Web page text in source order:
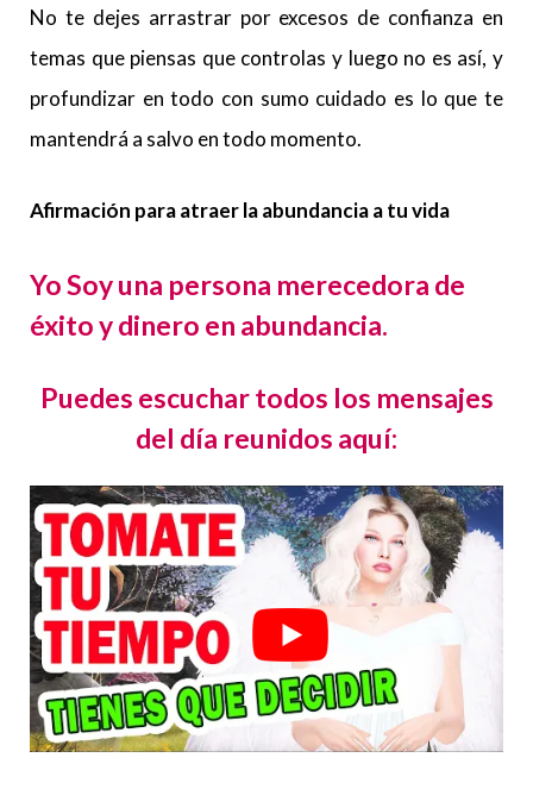
No te dejes arrastrar por excesos de confianza en
temas que piensas que controlas y luego no es así, y
profundizar en todo con sumo cuidado es lo que te
mantendrá a salvo en todo momento.
Afirmación para atraer la abundancia a tu vida
Yo Soy una persona merecedora de
éxito y dinero en abundancia.
Puedes escuchar todos los mensajes
del día reunidos aquí: